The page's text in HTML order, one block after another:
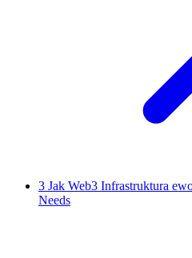
3 Jak Web3 Infrastruktura
Needs